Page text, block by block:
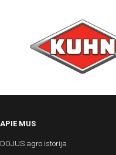
APIE MUS
DOJUS agro istorija